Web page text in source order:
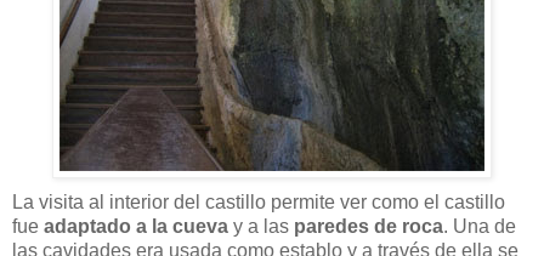
La visita al interior del castillo permite ver como el castillo
fue adaptado a la cueva y a las paredes de roca. Una de
las cavidades era usada como establo y a través de ella se